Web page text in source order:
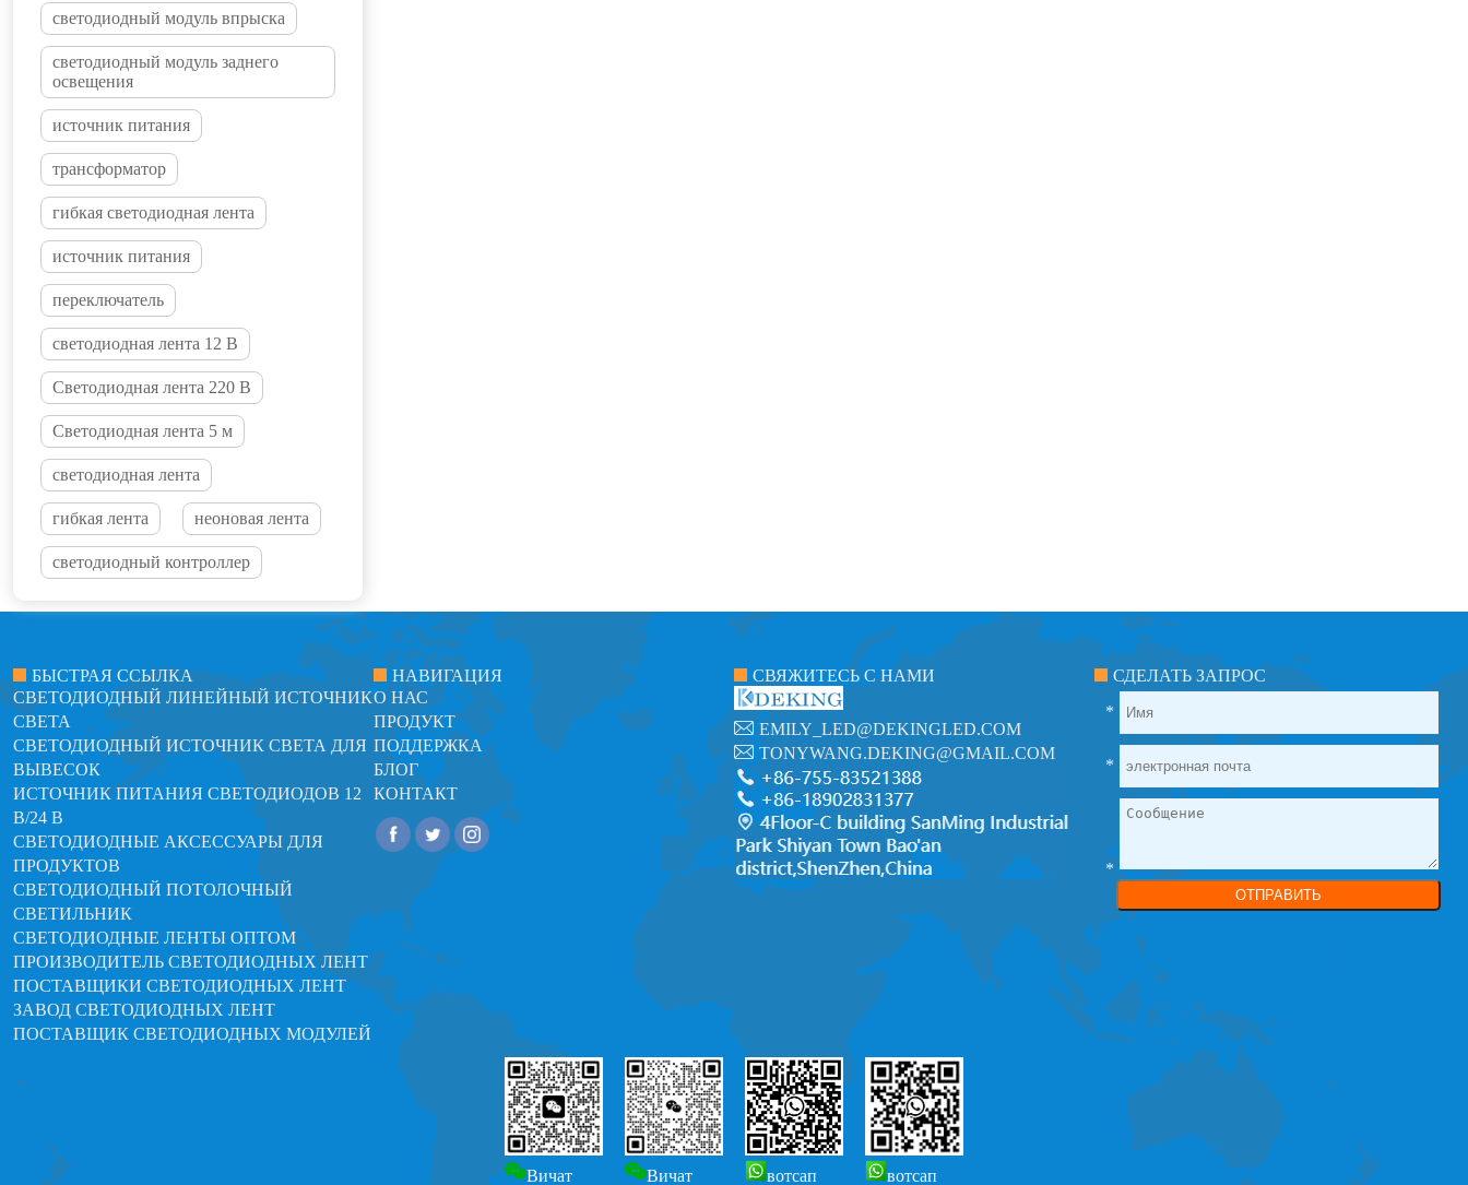
светодиодный модуль впрыска
светодиодный модуль заднего
освещения
источник питания
трансформатор
гибкая светодиодная лента
источник питания
переключатель
светодиодная лента 12 В
Светодиодная лента 220 В
Светодиодная лента 5 м
светодиодная лента
гибкая лента неоновая лента
светодиодный контроллер
БЫСТРАЯ ССЫЛКА
СВЕТОДИОДНЫЙ ЛИНЕЙНЫЙ ИСТОЧНИК
СВЕТА
СВЕТОДИОДНЫЙ ИСТОЧНИК СВЕТА ДЛЯ
ВЫВЕСОК
ИСТОЧНИК ПИТАНИЯ СВЕТОДИОДОВ 12
В/24 В
СВЕТОДИОДНЫЕ АКСЕССУАРЫ ДЛЯ
ПРОДУКТОВ
СВЕТОДИОДНЫЙ ПОТОЛОЧНЫЙ
СВЕТИЛЬНИК
СВЕТОДИОДНЫЕ ЛЕНТЫ ОПТОМ
ПРОИЗВОДИТЕЛЬ СВЕТОДИОДНЫХ ЛЕНТ
ПОСТАВЩИКИ СВЕТОДИОДНЫХ ЛЕНТ
ЗАВОД СВЕТОДИОДНЫХ ЛЕНТ
ПОСТАВЩИК СВЕТОДИОДНЫХ МОДУЛЕЙ
НАВИГАЦИЯ
О НАС
ПРОДУКТ
ПОДДЕРЖКА
БЛОГ
КОНТАКТ
СВЯЖИТЕСЬ С НАМИ
EMILY_LED@DEKINGLED.COM
TONYWANG.DEKING@GMAIL.COM
СДЕЛАТЬ ЗАПРОС
*
*
*
ОТПРАВИТЬ
Вичат Вичат вотсап вотсап